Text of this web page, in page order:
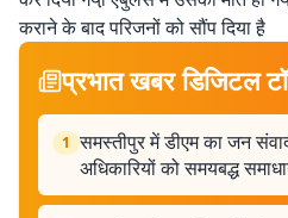
कराने के बाद परिजनों को सौंप दिया है़
प्रभात खबर डिजिटल
1 समस्तीपुर में डीएम का जन
अधिकारियों को समयबद्ध